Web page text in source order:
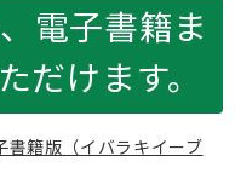
電子書籍ま
だけます。
籍版（イバラキイーブ